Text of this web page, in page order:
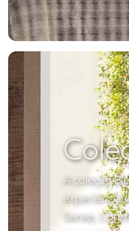
A coleção
Sense,